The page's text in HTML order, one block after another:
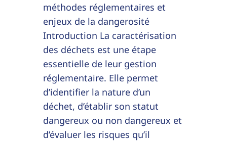
méthodes réglementaires et
enjeux de la dangerosité
Introduction La caractérisation
des déchets est une étape
essentielle de leur gestion
réglementaire. Elle permet
d’identifier la nature d’un
déchet, d’établir son statut
dangereux ou non dangereux et
d’évaluer les risques qu’il